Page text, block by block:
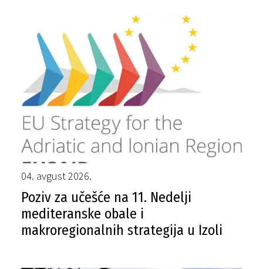
04. avgust 2026.
Poziv za učešće na 11. Nedelji
mediteranske obale i
makroregionalnih strategija u Izoli